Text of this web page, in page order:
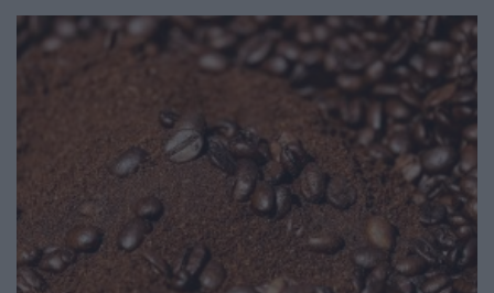
Χαρακτηριστικό παράδειγμα αποτελούν τα
υπολείμματα φαγητού που μένουν στο τηγάνι. Ειδικά αν
έχουμε… ξεχάσει το συγκεκριμένο μαγειρικό σκεύος […]